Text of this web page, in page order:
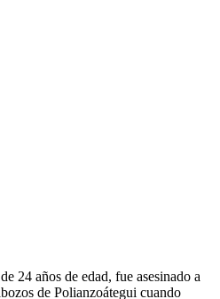
24 años de edad, fue asesinado a
de Polianzoátegui cuando